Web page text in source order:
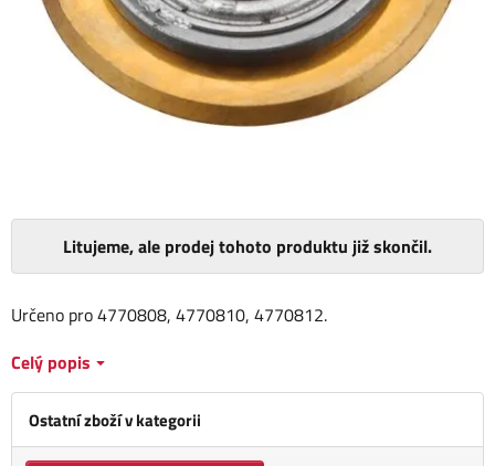
Ostatní zboží v kategorii
Určeno pro 4770808, 4770810, 4770812.
Celý popis
Litujeme, ale prodej tohoto produktu již skončil.